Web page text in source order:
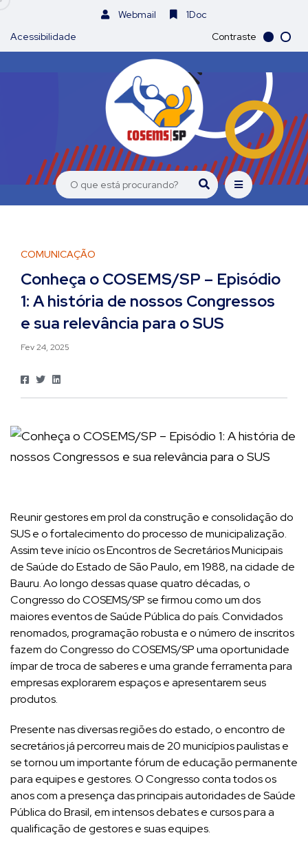
Webmail
1Doc
Acessibilidade
Contraste
COMUNICAÇÃO
Conheça o COSEMS/SP – Episódio
1: A história de nossos Congressos
e sua relevância para o SUS
Fev 24, 2025
Reunir gestores em prol da construção e consolidação do
SUS e o fortalecimento do processo de municipalização.
Assim teve início os Encontros de Secretários Municipais
de Saúde do Estado de São Paulo, em 1988, na cidade de
Bauru. Ao longo dessas quase quatro décadas, o
Congresso do COSEMS/SP se firmou como um dos
maiores eventos de Saúde Pública do país. Convidados
renomados, programação robusta e o número de inscritos
fazem do Congresso do COSEMS/SP uma oportunidade
ímpar de troca de saberes e uma grande ferramenta para
empresas explorarem espaços e apresentarem seus
produtos.
Presente nas diversas regiões do estado, o encontro de
secretários já percorreu mais de 20 municípios paulistas e
se tornou um importante fórum de educação permanente
para equipes e gestores. O Congresso conta todos os
anos com a presença das principais autoridades de Saúde
Pública do Brasil, em intensos debates e cursos para a
qualificação de gestores e suas equipes.